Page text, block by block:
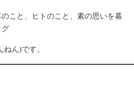
こと、ヒトのこと、素の思いを暮
グ
ん)です。